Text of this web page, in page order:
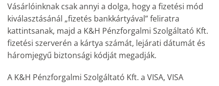
Vásárlóinknak csak annyi a dolga, hogy a fizetési mód
kiválasztásánál „fizetés bankkártyával” feliratra
kattintsanak, majd a K&H Pénzforgalmi Szolgáltató Kft.
fizetési szerverén a kártya számát, lejárati dátumát és
háromjegyű biztonsági kódját megadják.
A K&H Pénzforgalmi Szolgáltató Kft. a VISA, VISA